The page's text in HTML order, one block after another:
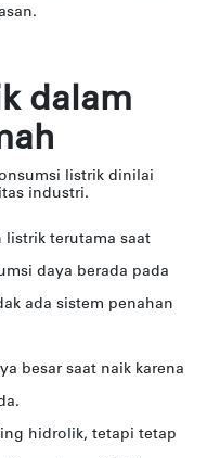
dalam
listrik dinilai
industri.
terutama saat
daya berada pada
ada sistem penahan
besar saat naik karena
hidrolik, tetapi tetap